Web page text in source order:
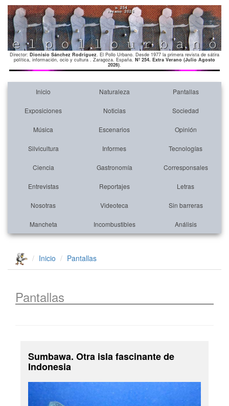
Director: Dionisio Sánchez Rodríguez. El Pollo Urbano. Desde 1977 la primera revista de sátira
política, información, ocio y cultura . Zaragoza. España. Nº 254. Extra Verano (Julio Agosto
2026).
Inicio Naturaleza Pantallas
Exposiciones Noticias Sociedad
Música Escenarios Opinión
Silvicultura Informes Tecnologías
Ciencia Gastronomía Corresponsales
Entrevistas Reportajes Letras
Nosotras Videoteca Sin barreras
Mancheta Incombustibles Análisis
Inicio Pantallas
Pantallas
Sumbawa. Otra isla fascinante de
Indonesia